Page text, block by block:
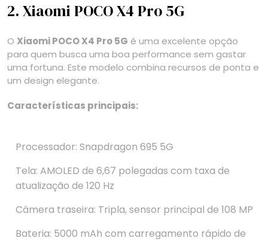
2. Xiaomi POCO X4 Pro 5G
O Xiaomi POCO X4 Pro 5G é uma excelente opção
para quem busca uma boa performance sem gastar
uma fortuna. Este modelo combina recursos de ponta e
um design elegante.
Características principais:
Processador: Snapdragon 695 5G
Tela: AMOLED de 6,67 polegadas com taxa de
atualização de 120 Hz
Câmera traseira: Tripla, sensor principal de 108 MP
Bateria: 5000 mAh com carregamento rápido de